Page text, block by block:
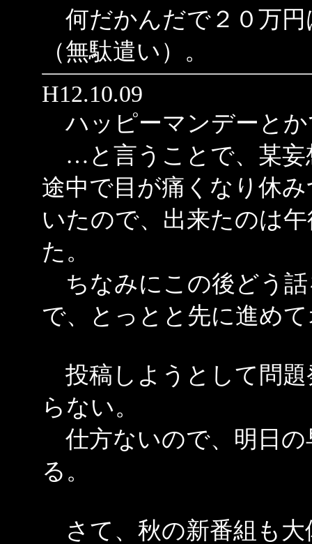
何だかんだで２０万
（無駄遣い）。
H12.10.09
ハッピーマンデーと
…と言うことで、某妄
途中で目が痛くなり休
いたので、出来たのは
た。
ちなみにこの後どう話
で、とっとと先に進め
投稿しようとして問題
らない。
仕方ないので、明日の
る。
さて、秋の新番組も大